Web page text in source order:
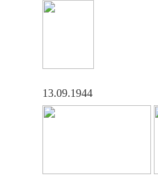
13.09.1944